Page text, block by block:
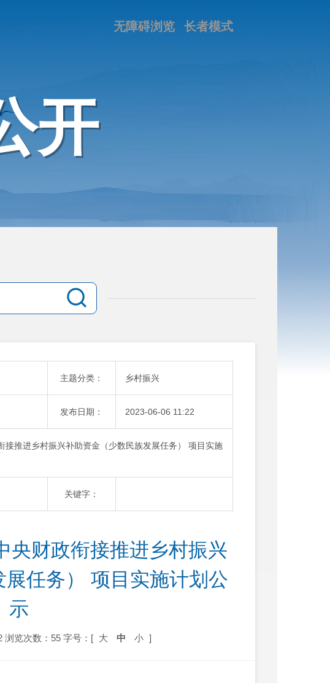
长者模式
无障碍浏览
开
主题分类： 乡村振兴
发布日期： 2023-06-06 11:22
接推进乡村振兴补助资金（少数民族发展任务） 项目实施
关键字：
央财政衔接推进乡村振兴
任务） 项目实施计划公
示
浏览次数：55 字号：[ 大 中 小 ]